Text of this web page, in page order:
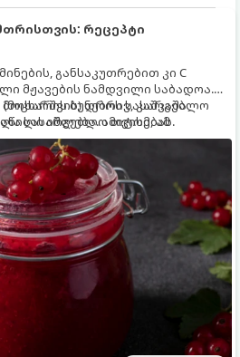
რეცეპტი
განსაკუთრებით კი C
მჟავების ნამდვილი საბადოა.
დროს სასარგებლო
იშლება. ამიტომ, ამ
საუკეთესო გზა
- მოხარშვის გარეშე.
ბუნებრივ, კაშკაშა
სასარგებლო თვისებას.